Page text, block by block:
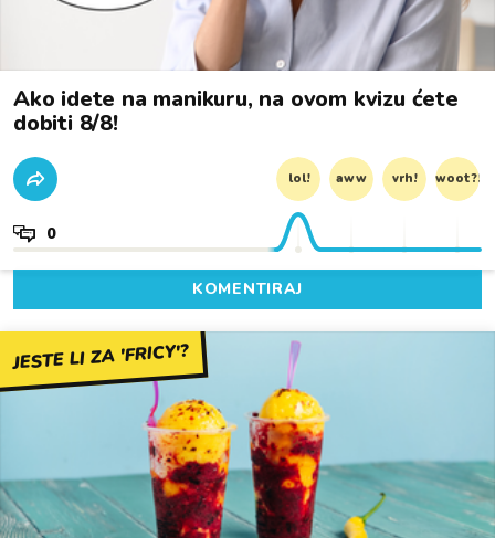
Ako idete na manikuru, na ovom kvizu ćete
dobiti 8/8!
lol! aww vrh! woot?!
0
KOMENTIRAJ
JESTE LI ZA 'FRICY'?